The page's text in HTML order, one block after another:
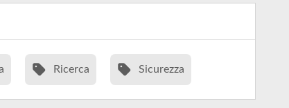
Ricerca Sicurezza